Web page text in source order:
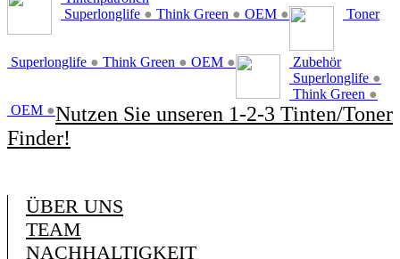
Superlonglife ● Think Green ● OEM ● Toner
Superlonglife ● Think Green ● OEM ●
Zubehör
Superlonglife ●
Think Green ●
OEM ●Nutzen Sie unseren 1-2-3 Tinten/Toner
Finder!
ÜBER UNS
TEAM
NACHHALTIGKEIT